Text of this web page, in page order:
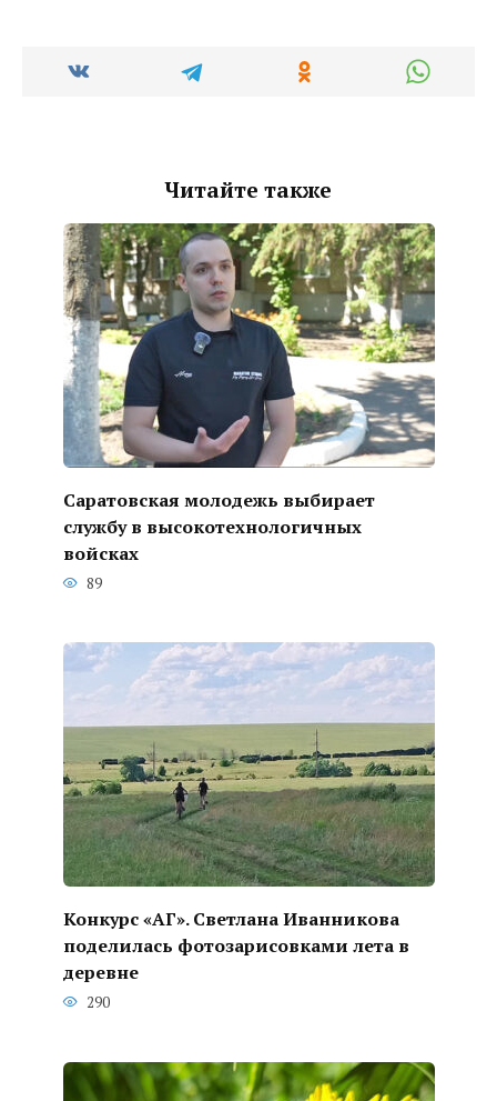
Читайте также
Саратовская молодежь выбирает
службу в высокотехнологичных
войсках
89
Конкурс «АГ». Светлана Иванникова
поделилась фотозарисовками лета в
деревне
290